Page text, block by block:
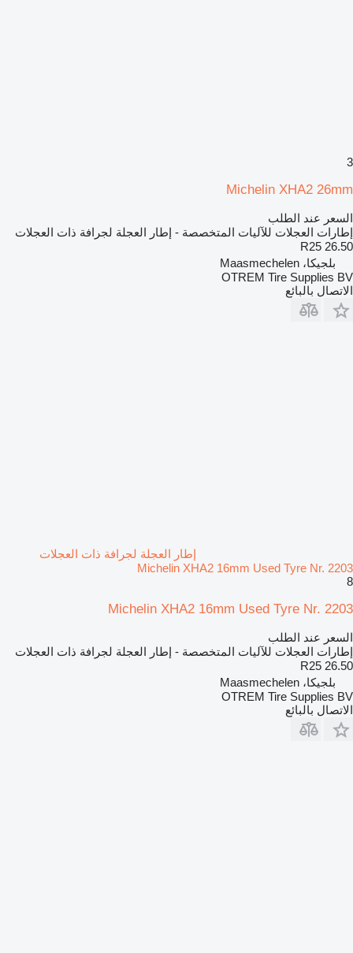
3
Michelin XHA2 26mm
السعر عند الطلب
إطارات العجلات للآليات المتخصصة - إطار العجلة لجرافة ذات العجلات
26.50 R25
بلجيكا، Maasmechelen
OTREM Tire Supplies BV
الاتصال بالبائع
إطار العجلة لجرافة ذات العجلات
Michelin XHA2 16mm Used Tyre Nr. 2203
8
Michelin XHA2 16mm Used Tyre Nr. 2203
السعر عند الطلب
إطارات العجلات للآليات المتخصصة - إطار العجلة لجرافة ذات العجلات
26.50 R25
بلجيكا، Maasmechelen
OTREM Tire Supplies BV
الاتصال بالبائع